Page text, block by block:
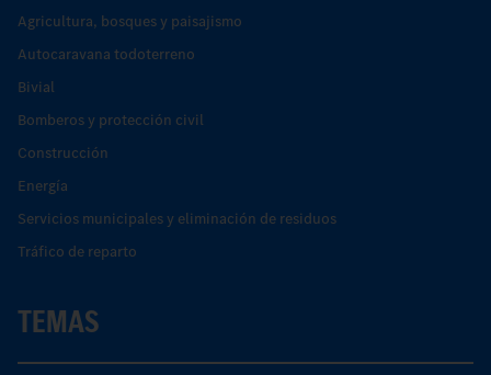
Agricultura, bosques y paisajismo
Autocaravana todoterreno
Bivial
Bomberos y protección civil
Construcción
Energía
Servicios municipales y eliminación de residuos
Tráfico de reparto
TEMAS